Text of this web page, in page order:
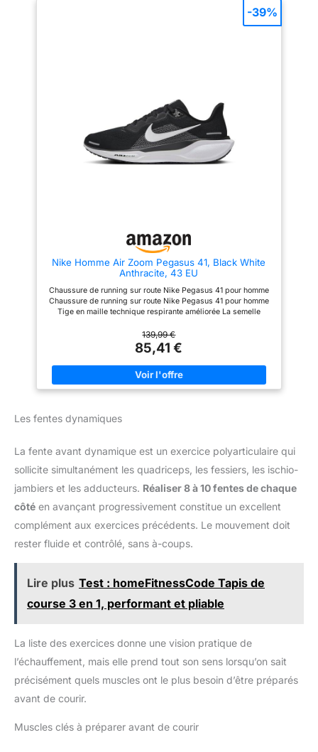
Nike Homme Air Zoom Pegasus 41, Black White
Anthracite, 43 EU
Chaussure de running sur route Nike Pegasus 41 pour homme
Chaussure de running sur route Nike Pegasus 41 pour homme
Tige en maille technique respirante améliorée La semelle
à l'avant-pied et au talon pour une foulée réactive Semelle
extérieure en caoutchouc exclusive avec motif gaufré qui offre
traction et flexibilité
139,99 €
85,41 €
-39%
Les fentes dynamiques
La fente avant dynamique est un exercice polyarticulaire qui
sollicite simultanément les quadriceps, les fessiers, les ischio-
jambiers et les adducteurs. Réaliser 8 à 10 fentes de chaque
côté en avançant progressivement constitue un excellent
complément aux exercices précédents. Le mouvement doit
rester fluide et contrôlé, sans à-coups.
Lire plus Test : homeFitnessCode Tapis de
course 3 en 1, performant et pliable
La liste des exercices donne une vision pratique de
l’échauffement, mais elle prend tout son sens lorsqu’on sait
précisément quels muscles ont le plus besoin d’être préparés
avant de courir.
Muscles clés à préparer avant de courir